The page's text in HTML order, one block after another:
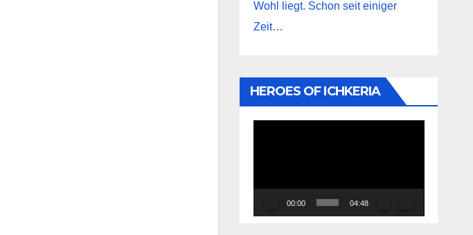
Wohl liegt. Schon seit einiger
Zeit…
HEROES OF ICHKERIA
00:00 04:48